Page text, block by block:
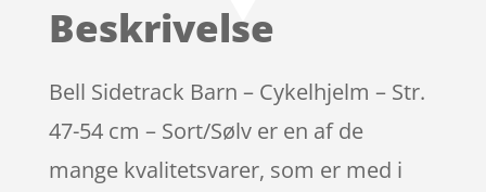
Beskrivelse
Bell Sidetrack Barn – Cykelhjelm – Str.
47-54 cm – Sort/Sølv er en af de
mange kvalitetsvarer, som er med i